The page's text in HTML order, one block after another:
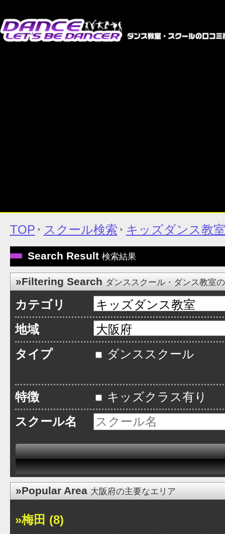
TOP スクール検索 キッズダンス教室
Search Result 検索結果
»Filtering Search ダンススクール・ダンス教室
カテゴリ
地域
タイプ
ダンススクール
特徴
キッズクラス有り
スクール名
»Popular Area 大阪府の主要なエリア
»梅田 (8)